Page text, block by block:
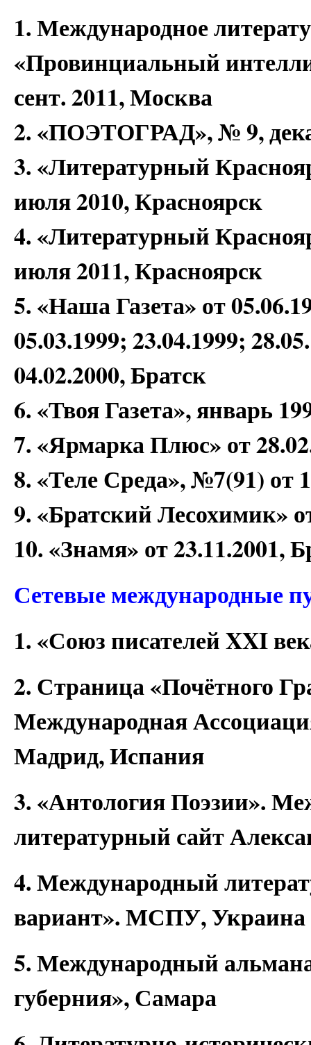
1. Международное
«Провинциальный
сент. 2011, Москва
2. «ПОЭТОГРАД», № 9,
3. «Литературный
июля 2010, Красноярск
4. «Литературный
июля 2011, Красноярск
5. «Наша Газета» от
05.03.1999; 23.04.1999;
04.02.2000, Братск
6. «Твоя Газета», январь
7. «Ярмарка Плюс» от
8. «Теле Среда», №7(91) от
9. «Братский Лесохимик»
10. «Знамя» от 23.11.2001,
Сетевые международные
1. «Союз писателей XXI
2. Страница «Почётного
Международная
Мадрид, Испания
3. «Антология Поэзии».
литературный сайт
4. Международный
вариант». МСПУ, Украина
5. Международный
губерния», Самара